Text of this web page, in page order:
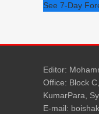
See 7-Day
Editor:
Office: Block
KumarPara,
E-mail: